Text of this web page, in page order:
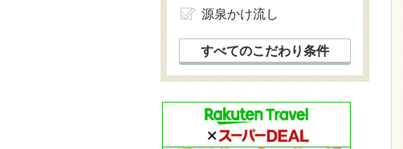
源泉かけ流し
すべてのこだわり条件